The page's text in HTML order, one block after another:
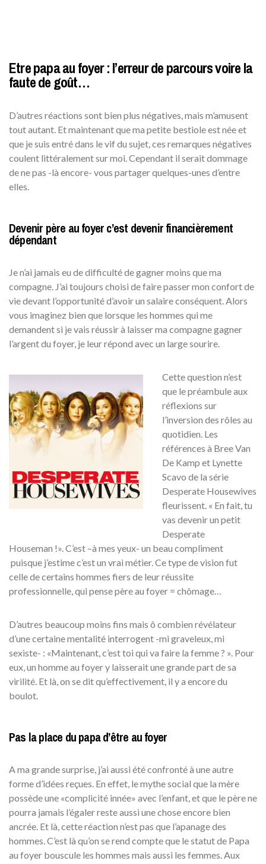
Etre papa au foyer : l’erreur de parcours voire la
faute de goût…
D’autres réactions sont bien plus négatives, mais m’amusent
tout autant. Et maintenant que ma petite bestiole est née et
que je suis entré dans le vif du sujet, ces remarques négatives
coulent littéralement sur moi. Cependant il serait dommage
de ne pas -là encore- vous partager quelques-unes d’entre
elles.
Devenir père au foyer c’est devenir financièrement
dépendant
Je n’ai jamais eu de difficulté de gagner moins que ma
compagne. J’ai toujours choisi de faire passer mon confort de
vie devant l’opportunité d’avoir un salaire conséquent. Alors
vous imaginez bien que lorsque les hommes qui me
demandent si je vais réussir à laisser ma compagne gagner
l’argent du foyer, je leur répond avec un large sourire.
Cette question n’est
que le préambule aux
réflexions sur
l’inversion des rôles au
quotidien. Les
références à Bree Van
De Kamp et Lynette
Scavo de la série
Desperate Housewives
fleurissent. « En fait, tu
vas devenir un petit
Desperate
Houseman !». C’est –à mes yeux- un beau compliment
puisque j’estime c’est un vrai métier. Ce type de vision fut
celle de certains hommes fiers de leur réussite
professionnelle, qui pense père au foyer = chômage…
D’autres beaucoup moins fins mais ô combien révélateur
d’une certaine mentalité interrogent -mi graveleux, mi
sexiste- : «Maintenant, c’est toi qui va faire la femme ? ». Pour
eux, un homme au foyer y laisserait une grande part de sa
virilité. Et là, on se dit qu’effectivement, il y a encore du
boulot.
Pas la place du papa d’être au foyer
A ma grande surprise, j’ai aussi été confronté à une autre
forme d’idées reçues. En effet, le mythe social que la mère
possède une «complicité innée» avec l’enfant, et que le père ne
pourra jamais l’égaler reste aussi une chose encore bien
ancrée. Et là, cette réaction n’est pas que l’apanage des
hommes. C’est là qu’on se rend compte que le statut de Papa
au foyer bouscule les hommes mais aussi les femmes. Aux